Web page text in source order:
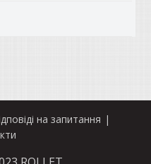
на запитання